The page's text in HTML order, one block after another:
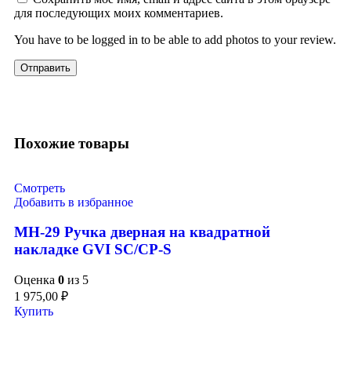
для последующих моих комментариев.
You have to be logged in to be able to add photos to your review.
Похожие товары
Смотреть
Добавить в избранное
MH-29 Ручка дверная на квадратной
накладке GVI SC/CP-S
Оценка 0 из 5
1 975,00 ₽
Купить